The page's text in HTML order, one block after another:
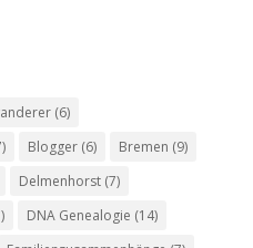
(6)
Blogger(6) Bremen (9)
Delmenhorst(7)
DNA Genealogie (14)